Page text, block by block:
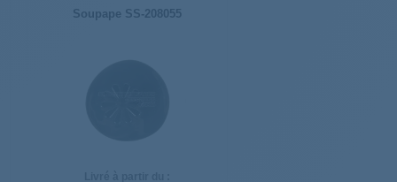
Soupape SS-208055